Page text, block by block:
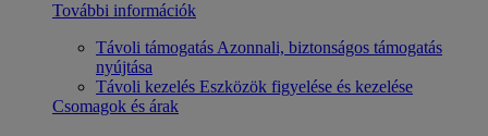
További információk
Távoli támogatás Azonnali, biztonságos támogatás
nyújtása
Távoli kezelés Eszközök figyelése és kezelése
Csomagok és árak